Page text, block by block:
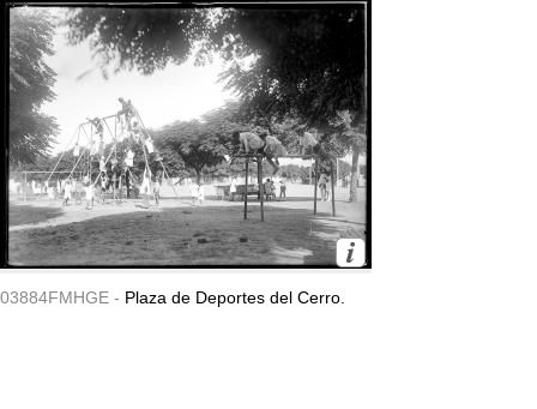
03884FMHGE - Plaza de Deportes del Cerro.